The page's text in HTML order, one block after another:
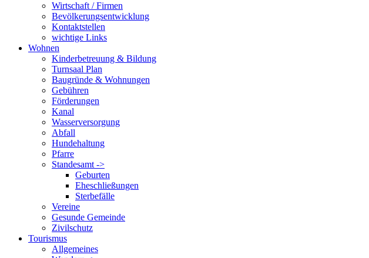
Wirtschaft / Firmen
Bevölkerungsentwicklung
Kontaktstellen
wichtige Links
Wohnen
Kinderbetreuung & Bildung
Turnsaal Plan
Baugründe & Wohnungen
Gebühren
Förderungen
Kanal
Wasserversorgung
Abfall
Hundehaltung
Pfarre
Standesamt ->
Geburten
Eheschließungen
Sterbefälle
Vereine
Gesunde Gemeinde
Zivilschutz
Tourismus
Allgemeines